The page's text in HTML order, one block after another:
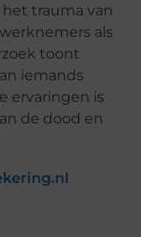
trauma van
als
toont
iemands
ervaringen is
de dood en